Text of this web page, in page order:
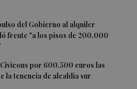
del Gobierno al alquiler
frente "a los pisos de 200.000
por 600.500 euros las
la tenencia de alcaldía sur